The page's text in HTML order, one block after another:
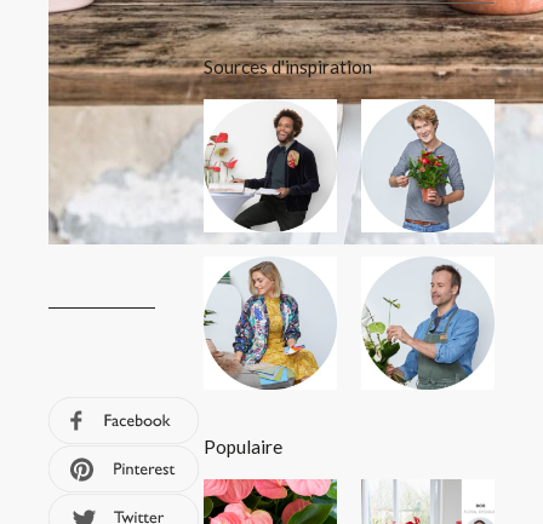
Sources d'inspiration
Populaire